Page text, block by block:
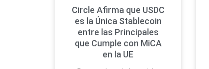
Circle Afirma que USDC
es la Única Stablecoin
entre las Principales
que Cumple con MiCA
en la UE